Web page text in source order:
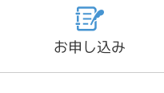
お申し込み